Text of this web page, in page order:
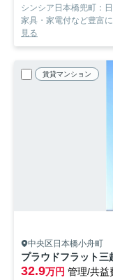
シンシア日本橋兜町：
家具・家電付など豊富
見る
賃貸マンション
中央区日本橋小舟町
プラウドフラット三
32.9万円 管理/共益